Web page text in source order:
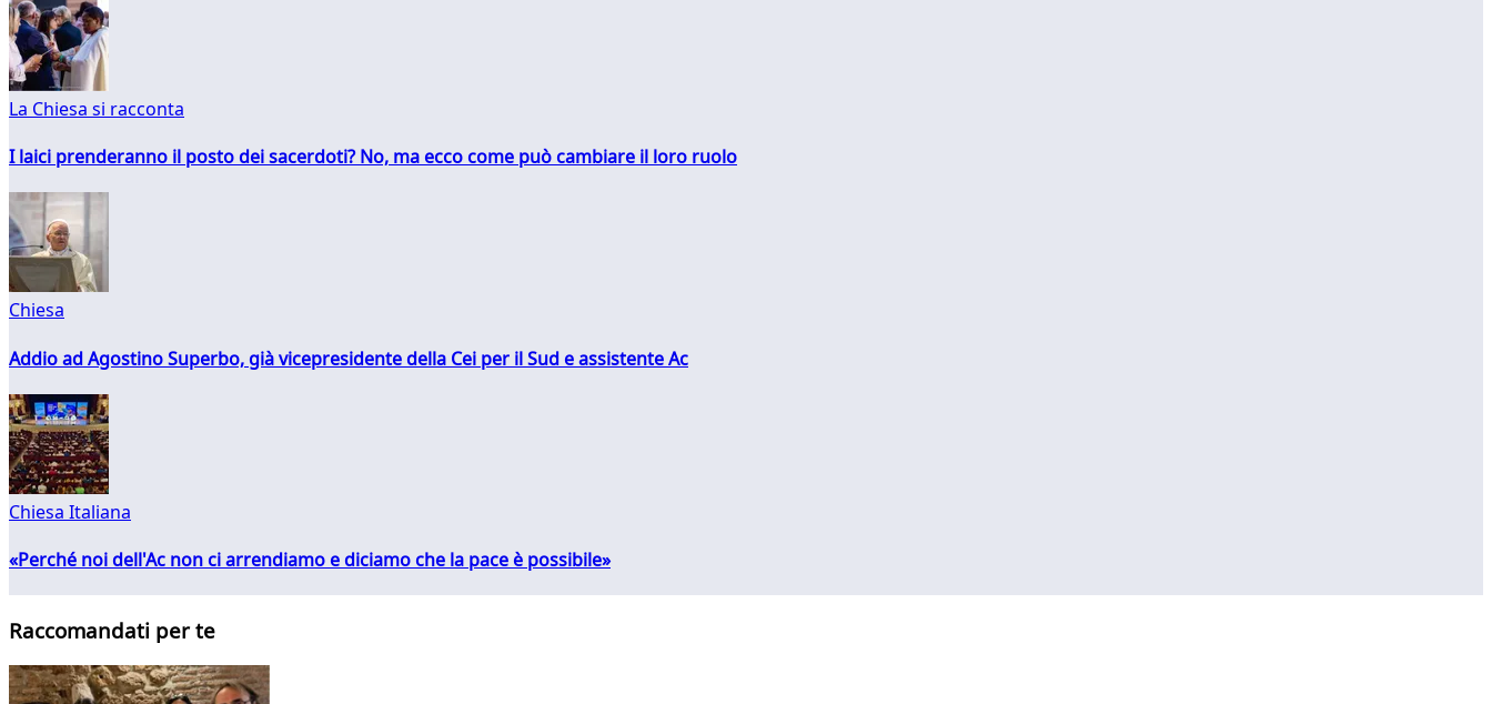
La Chiesa si racconta
I laici prenderanno il posto dei sacerdoti? No, ma ecco come può cambiare il loro ruolo
Chiesa
Addio ad Agostino Superbo, già vicepresidente della Cei per il Sud e assistente Ac
Chiesa Italiana
«Perché noi dell'Ac non ci arrendiamo e diciamo che la pace è possibile»
Raccomandati per te